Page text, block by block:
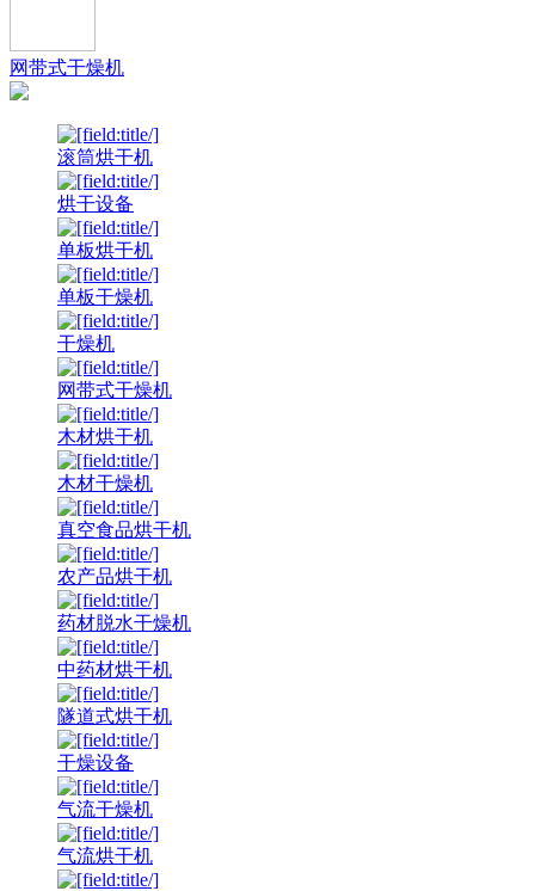
网带式干燥机
滚筒烘干机
烘干设备
单板烘干机
单板干燥机
干燥机
网带式干燥机
木材烘干机
木材干燥机
真空食品烘干机
农产品烘干机
药材脱水干燥机
中药材烘干机
隧道式烘干机
干燥设备
气流干燥机
气流烘干机